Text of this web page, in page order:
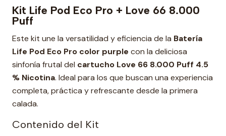
Kit Life Pod Eco Pro + Love 66 8.000
Puff
Este kit une la versatilidad y eficiencia de la Batería
Life Pod Eco Pro color purple con la deliciosa
sinfonía frutal del cartucho Love 66 8.000 Puff 4.5
% Nicotina. Ideal para los que buscan una experiencia
completa, práctica y refrescante desde la primera
calada.
Contenido del Kit